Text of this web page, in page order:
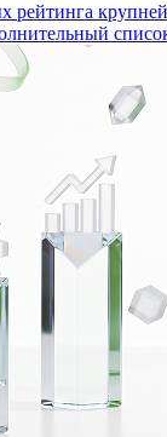
рейтинга